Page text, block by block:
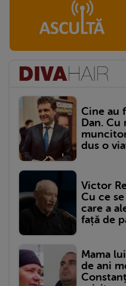
Cine au
Dan. Cu
dus o
Victor
Cu ce
care a
față de
Mama
de ani